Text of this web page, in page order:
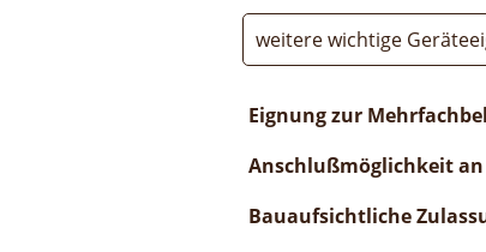
weitere wichtige
Eignung zur
Anschlußmöglichkeit
Bauaufsichtliche